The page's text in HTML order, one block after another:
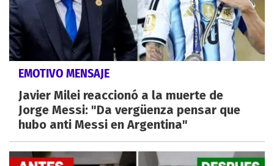
EMOTIVO MENSAJE
Javier Milei reaccionó a la muerte de
Jorge Messi: "Da vergüenza pensar que
hubo anti Messi en Argentina"